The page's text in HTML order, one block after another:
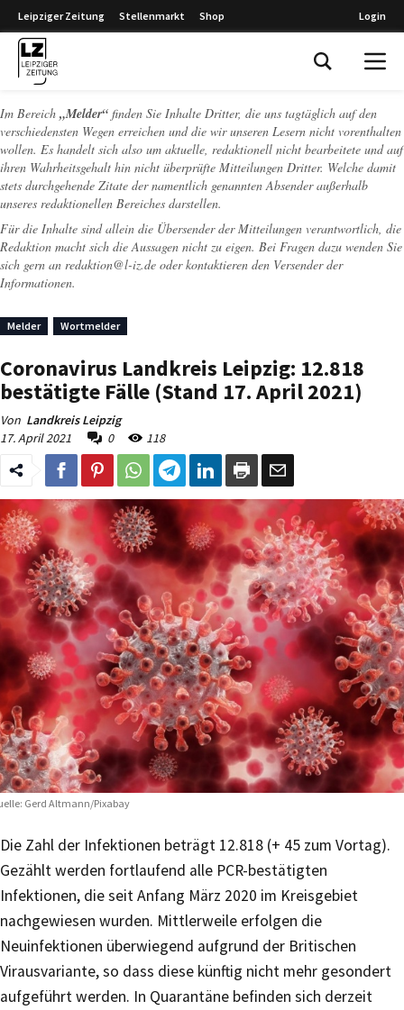
Leipziger Zeitung Stellenmarkt Shop Login
Im Bereich „Melder“ finden Sie Inhalte Dritter, die uns tagtäglich auf den
verschiedensten Wegen erreichen und die wir unseren Lesern nicht vorenthalten
wollen. Es handelt sich also um aktuelle, redaktionell nicht bearbeitete und auf
ihren Wahrheitsgehalt hin nicht überprüfte Mitteilungen Dritter. Welche damit
stets durchgehende Zitate der namentlich genannten Absender außerhalb
unseres redaktionellen Bereiches darstellen.
Für die Inhalte sind allein die Übersender der Mitteilungen verantwortlich, die
Redaktion macht sich die Aussagen nicht zu eigen. Bei Fragen dazu wenden Sie
sich gern an redaktion@l-iz.de oder kontaktieren den Versender der
Informationen.
Melder Wortmelder
Coronavirus Landkreis Leipzig: 12.818
bestätigte Fälle (Stand 17. April 2021)
Von Landkreis Leipzig
17. April 2021
0 118
Gerd Altmann/Pixabay
Die Zahl der Infektionen beträgt 12.818 (+ 45 zum Vortag).
Gezählt werden fortlaufend alle PCR-bestätigten
Infektionen, die seit Anfang März 2020 im Kreisgebiet
nachgewiesen wurden. Mittlerweile erfolgen die
Neuinfektionen überwiegend aufgrund der Britischen
Virausvariante, so dass diese künftig nicht mehr gesondert
aufgeführt werden. In Quarantäne befinden sich derzeit